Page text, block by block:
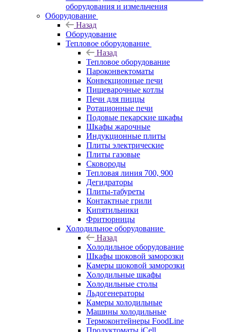
оборудования и измельчения
Оборудование
Назад
Оборудование
Тепловое оборудование
Назад
Тепловое оборудование
Пароконвектоматы
Конвекционные печи
Пищеварочные котлы
Печи для пиццы
Ротационные печи
Подовые пекарские шкафы
Шкафы жарочные
Индукционные плиты
Плиты электрические
Плиты газовые
Сковороды
Тепловая линия 700, 900
Дегидраторы
Плиты-табуреты
Контактные грили
Кипятильники
Фритюрницы
Холодильное оборудование
Назад
Холодильное оборудование
Шкафы шоковой заморозки
Камеры шоковой заморозки
Холодильные шкафы
Холодильные столы
Льдогенераторы
Камеры холодильные
Машины холодильные
Термоконтейнеры FoodLine
Продуктоматы iCell